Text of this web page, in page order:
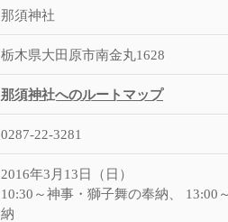
那須神社
栃木県大田原市南金丸1628
那須神社へのルートマップ
0287-22-3281
2016年3月13日（日）
10:30～神事・獅子舞の奉納、
納